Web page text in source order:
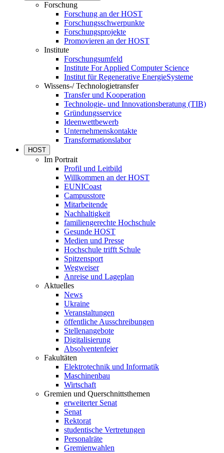
Forschung
Forschung an der HOST
Forschungsschwerpunkte
Forschungsprojekte
Promovieren an der HOST
Institute
Forschungsumfeld
Institute For Applied Computer Science
Institut für Regenerative EnergieSysteme
Wissens-/ Technologietransfer
Transfer und Kooperation
Technologie- und Innovationsberatung (TIB)
Gründungsservice
Ideenwettbewerb
Unternehmenskontakte
Transformationslabor
HOST
Im Portrait
Profil und Leitbild
Willkommen an der HOST
EUNICoast
Campusstore
Mitarbeitende
Nachhaltigkeit
familiengerechte Hochschule
Gesunde HOST
Medien und Presse
Hochschule trifft Schule
Spitzensport
Wegweiser
Anreise und Lageplan
Aktuelles
News
Ukraine
Veranstaltungen
öffentliche Ausschreibungen
Stellenangebote
Digitalisierung
Absolventenfeier
Fakultäten
Elektrotechnik und Informatik
Maschinenbau
Wirtschaft
Gremien und Querschnittsthemen
erweiterter Senat
Senat
Rektorat
studentische Vertretungen
Personalräte
Gremienwahlen